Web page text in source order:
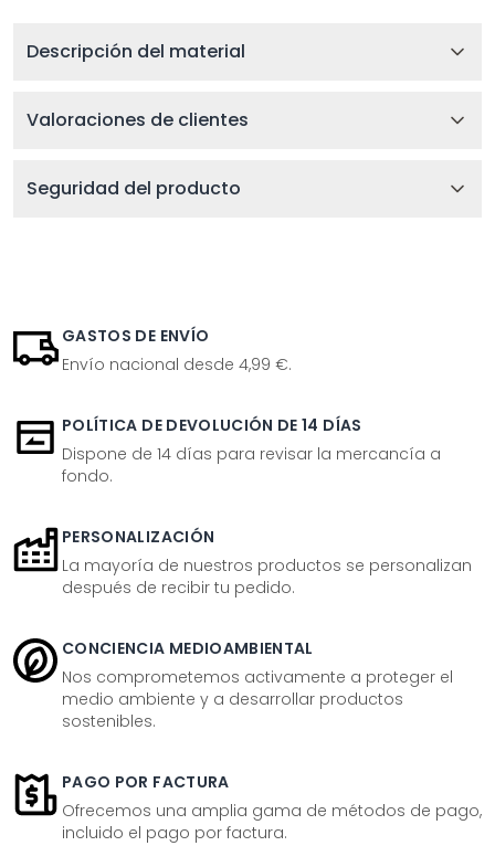
Descripción del material
Valoraciones de clientes
Seguridad del producto
GASTOS DE ENVÍO
Envío nacional desde 4,99 €.
POLÍTICA DE DEVOLUCIÓN DE 14 DÍAS
Dispone de 14 días para revisar la mercancía a
fondo.
PERSONALIZACIÓN
La mayoría de nuestros productos se personalizan
después de recibir tu pedido.
CONCIENCIA MEDIOAMBIENTAL
Nos comprometemos activamente a proteger el
medio ambiente y a desarrollar productos
sostenibles.
PAGO POR FACTURA
Ofrecemos una amplia gama de métodos de pago,
incluido el pago por factura.